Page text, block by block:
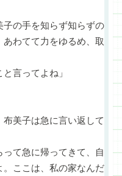
の手を知らず知らずの
わてて力をゆるめ、取
言ってよね」
美子は急に言い返して
って急に帰ってきて、自
ここは、私の家なんだ